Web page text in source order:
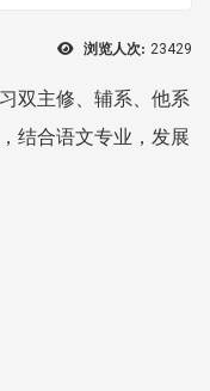
浏览人次: 23429
双主修、辅系、他系
结合语文专业，发展